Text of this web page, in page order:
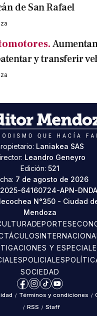
de San Rafael
y transferir
Laniakea SAS
Leandro Geneyro
Edición: 521
7 de agosto de 2026
64160724-APN-
N°350 - Ciudad
Mendoza
DEPORTES
Y
POLICIALES
SOCIEDAD
Facebook
Instagram
TikTokYouTube
/ Términos y condiciones /
/ RSS / Staff